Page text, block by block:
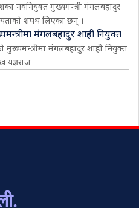
नवनियुक्त मुख्यमन्त्री मंगलबहादुर
शपथ लिएका छन् ।
मंगलबहादुर शाही नियुक्त
मुख्यमन्त्रीमा मंगलबहादुर शाही नियुक्त
यज्ञराज